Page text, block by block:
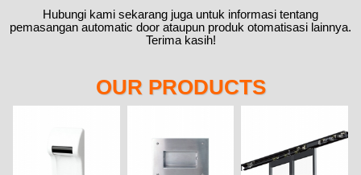
Hubungi kami sekarang juga untuk informasi tentang
pemasangan automatic door ataupun produk otomatisasi lainnya.
Terima kasih!
OUR PRODUCTS